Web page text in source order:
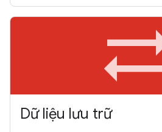
Dữ liệu lưu trữ